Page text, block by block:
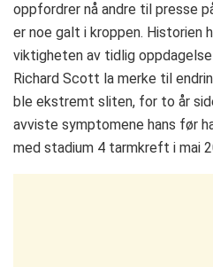
oppfordrer nå andre til presse
er noe galt i kroppen. Historien
viktigheten av tidlig oppdagelse
Richard Scott la merke til
ble ekstremt sliten, for to år
avviste symptomene hans før
med stadium 4 tarmkreft i mai